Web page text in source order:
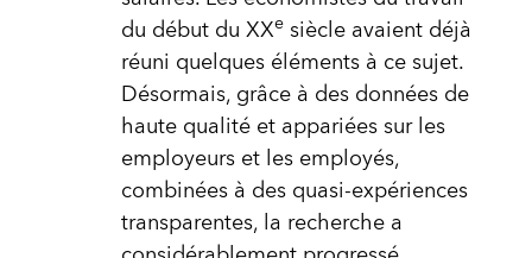
du début du XXesiècle avaient déjà
réuni quelques éléments à ce sujet.
Désormais, grâce à des données de
haute qualité et appariées sur les
employeurs et les employés,
combinées à des quasi-expériences
transparentes, la recherche a